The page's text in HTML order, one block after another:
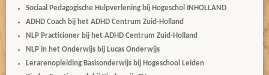
Sociaal Pedagogische Hulpverlening bij Hogeschol INHOLLAND
ADHD Coach bij het ADHD Centrum Zuid-Holland
NLP Practicioner bij het ADHD Centrum Zuid-Holland
NLP in het Onderwijs bij Lucas Onderwijs
Lerarenopleiding Basisonderwijs bij Hogeschool Leiden